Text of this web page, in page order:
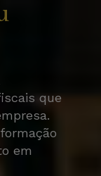
que
em